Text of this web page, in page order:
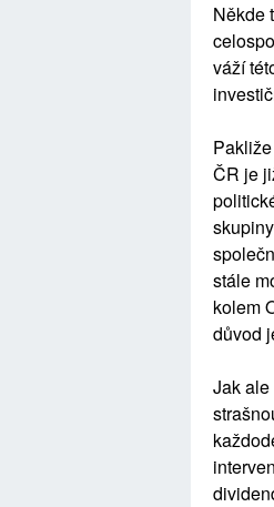
Někde
váží
ČR je
stále
kolem
důvod
Jak